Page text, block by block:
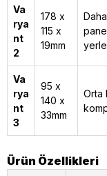
Va
rya
nt
2
178 x
115 x
19mm
Va
rya
nt
3
95 x
140 x
33mm
Orta
Ürün Özellikleri